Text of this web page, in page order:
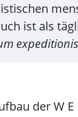
ist als
der W E